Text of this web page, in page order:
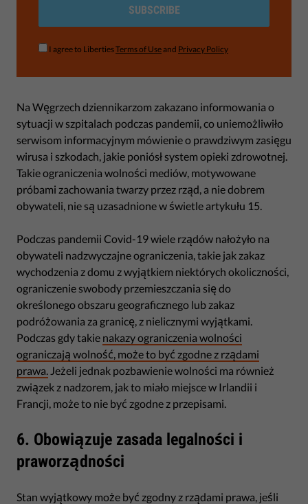
SUBSCRIBE
I agree to LibertiesTerms of Useand Privacy Policy
Na Węgrzech dziennikarzom zakazano informowania o
sytuacji w szpitalach podczas pandemii, co uniemożliwiło
serwisom informacyjnym mówienie o prawdziwym zasięgu
wirusa i szkodach, jakie poniósł system opieki zdrowotnej.
Takie ograniczenia wolności mediów, motywowane
próbami zachowania twarzy przez rząd, a nie dobrem
obywateli, nie są uzasadnione w świetle artykułu 15.
Podczas pandemii Covid-19 wiele rządów nałożyło na
obywateli nadzwyczajne ograniczenia, takie jak zakaz
wychodzenia z domu z wyjątkiem niektórych okoliczności,
ograniczenie swobody przemieszczania się do
określonego obszaru geograficznego lub zakaz
podróżowania za granicę, z nielicznymi wyjątkami.
Podczas gdy takie nakazy ograniczenia wolności
ograniczają wolność, może to być zgodne z rządami
prawa. Jeżeli jednak pozbawienie wolności ma również
związek z nadzorem, jak to miało miejsce w Irlandii i
Francji, może to nie być zgodne z przepisami.
6. Obowiązuje zasada legalności i
praworządności
Stan wyjątkowy może być zgodny z rządami prawa, jeśli